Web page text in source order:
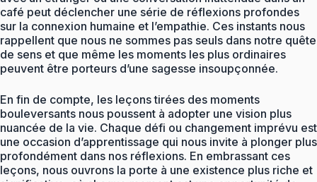
café peut déclencher une série de réflexions profondes
sur la connexion humaine et l’empathie. Ces instants nous
rappellent que nous ne sommes pas seuls dans notre quête
de sens et que même les moments les plus ordinaires
peuvent être porteurs d’une sagesse insoupçonnée.
En fin de compte, les leçons tirées des moments
bouleversants nous poussent à adopter une vision plus
nuancée de la vie. Chaque défi ou changement imprévu est
une occasion d’apprentissage qui nous invite à plonger plus
profondément dans nos réflexions. En embrassant ces
leçons, nous ouvrons la porte à une existence plus riche et